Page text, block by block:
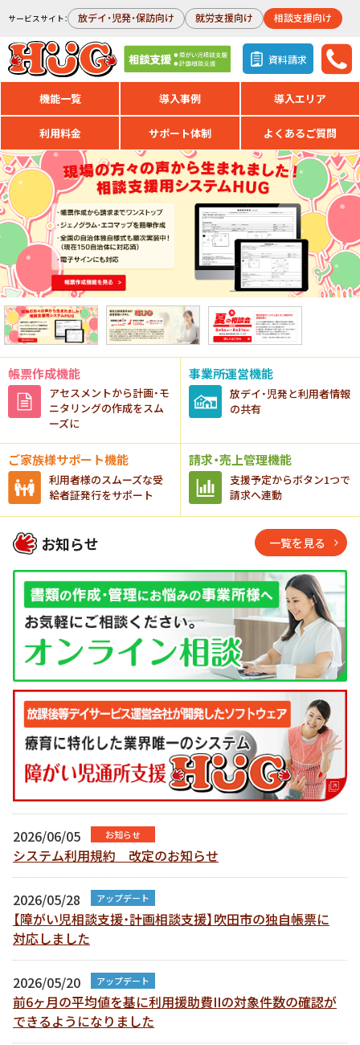
サービスサイト： 放デイ・児発・保訪向け 就労支援向け 相談支援向け
資料請求
機能一覧 導入事例 導入エリア
利用料金 サポート体制 よくあるご質問
現場の方々の声から生まれました！
・帳票作成から請求までワンストップ
・ジェノグラム・エコマップを簡単作成
・全国の自治体独自様式も順次実装中！
（現在45自治体に対応済）
・電子サインにも対応
相談支援ソフトHUG 事業所運営管理システム HUG
初期導入費 0円 + 月額16,500円
全国導入施設数500以上
HUGは、相談支援専門員の皆さまが“利用者様の支援”に向き合えるように開
HUG大相談会（オンライン相談）
相談会は1組様1時間程を予定
相談支援のシステム導入をご検討中
システムの機能や運用方法・価格な
HUGは他のシステムと何が違うの？
導入時・導入後はどこまでサポートし
活用までのスケジュールは何日ぐらい
他システムからの移行はスムーズにで
その他、さまざまなご相談に対応いた
帳票作成機能
アセスメントから計画・モ
ニタリングの作成をスム
ーズに
事業所運営機能
放デイ・児発と利用者情報
の共有
ご家族様サポート機能
利用者様のスムーズな受
給者証発行をサポート
請求・売上管理機能
支援予定からボタン1つで
請求へ連動
お知らせ
2026/06/05 お知らせ
システム利用規約 改定のお知らせ
2026/05/28 アップデート
【障がい児相談支援・計画相談支援】吹田市の独自帳票に
対応しました
2026/05/20 アップデート
前6ヶ月の平均値を基に利用援助費IIの対象件数の確認が
できるようになりました
一覧を見る